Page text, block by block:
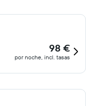
98 €
por noche, incl. tasas